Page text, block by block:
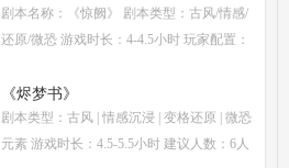
析、核心诡计拆
剧本名称：《惊阙》 剧本类型：古风/情感/
还原/微恐 游戏时长：4-4.5小时 玩家配置：
杀部分体验测评内容，复盘答案仅需2步：
(1)关注微信公
《烬梦书》
剧本类型：古风 | 情感沉浸 | 变格还原 | 微恐
元素 游戏时长：4.5-5.5小时 建议人数：6人